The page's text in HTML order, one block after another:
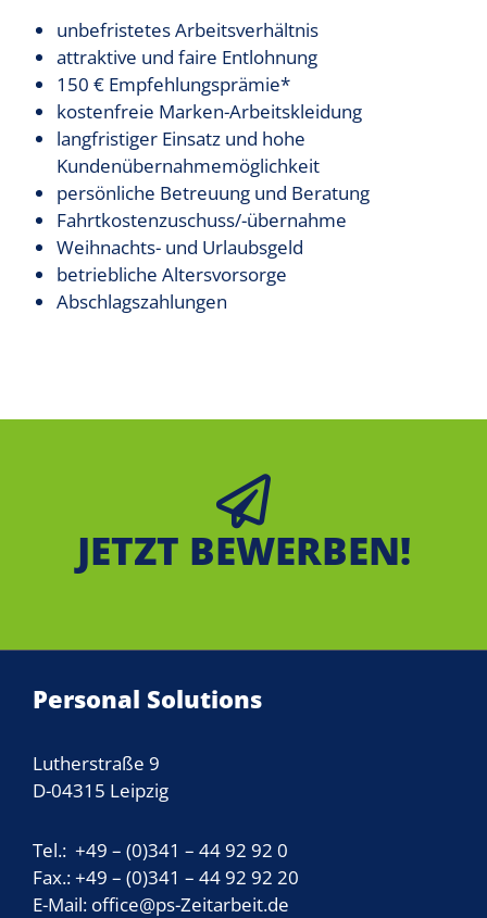
unbefristetes Arbeitsverhältnis
attraktive und faire Entlohnung
150 € Empfehlungsprämie*
kostenfreie Marken-Arbeitskleidung
langfristiger Einsatz und hohe
Kundenübernahmemöglichkeit
persönliche Betreuung und Beratung
Fahrtkostenzuschuss/-übernahme
Weihnachts- und Urlaubsgeld
betriebliche Altersvorsorge
Abschlagszahlungen
JETZT BEWERBEN!
Personal Solutions
Lutherstraße 9
D-04315 Leipzig
Tel.: +49 – (0)341 – 44 92 92 0
Fax.: +49 – (0)341 – 44 92 92 20
E-Mail: office@ps-Zeitarbeit.de